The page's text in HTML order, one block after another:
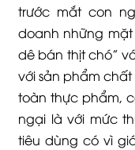
trước mắt con
doanh những
dê bán thịt chó”
với sản phẩm
toàn thực phẩm,
ngại là với mức
tiêu dùng có vì